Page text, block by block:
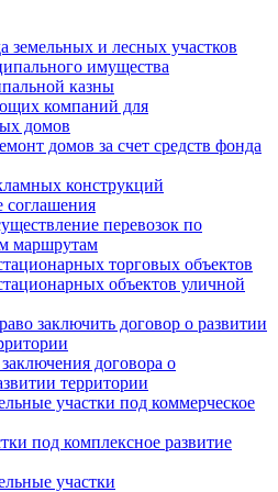
земельных и лесных участков
имущества
казны
компаний для
домов
домов за счет средств фонда
конструкций
перевозок по
маршрутам
торговых объектов
объектов уличной
заключить договор о развитии
договора о
территории
участки под коммерческое
под комплексное развитие
участки